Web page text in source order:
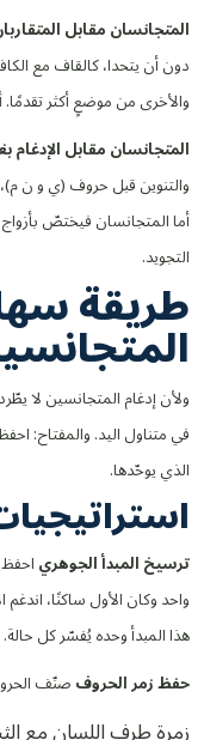
المتجانسان مقابل
دون أن يتحدا، كالقاف مع
والأخرى من موضعٍ أكثر تقدمًا.
المتجانسان مقابل الإدغام
والتنوين قبل حروف (ي و ن
أما المتجانسان فيختصّ
التجويد.
طريقة
ولأن إدغام المتجانسين لا
في متناول اليد. والمفتاح:
الذي يوحّدها.
ترسيخ المبدأ الجوهرياحفظ
واحد وكان الأول ساكنًا،
هذا المبدأ وحده يُفسّر كل حالة.
حفظ زمر الحروفصنّف